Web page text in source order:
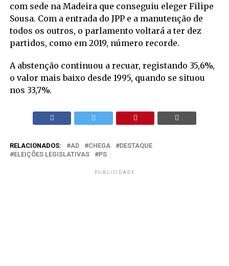
com sede na Madeira que conseguiu eleger Filipe
Sousa. Com a entrada do JPP e a manutenção de
todos os outros, o parlamento voltará a ter dez
partidos, como em 2019, número recorde.
A abstenção continuou a recuar, registando 35,6%,
o valor mais baixo desde 1995, quando se situou
nos 33,7%.
RELACIONADOS: AD CHEGA
DESTAQUE
ELEIÇÕES LEGISLATIVAS
PS
PUBLICIDADE